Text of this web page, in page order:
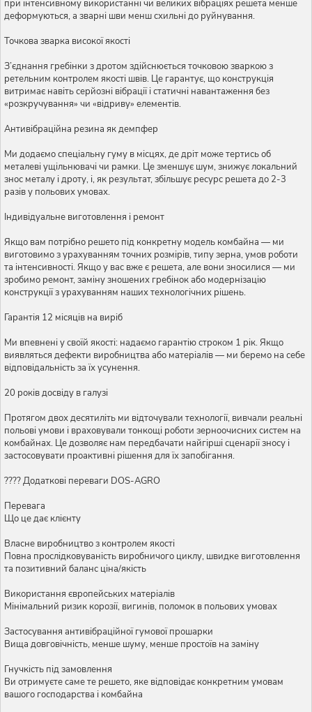
при інтенсивному використанні чи великих вібраціях решета менше
деформуються, а зварні шви менш схильні до руйнування.
Точкова зварка високої якості
З’єднання гребінки з дротом здійснюється точковою зваркою з
ретельним контролем якості швів. Це гарантує, що конструкція
витримає навіть серйозні вібрації і статичні навантаження без
«розкручування» чи «відриву» елементів.
Антивібраційна резина як демпфер
Ми додаємо спеціальну гуму в місцях, де дріт може тертись об
металеві ущільнювачі чи рамки. Це зменшує шум, знижує локальний
знос металу і дроту, і, як результат, збільшує ресурс решета до 2-3
разів у польових умовах.
Індивідуальне виготовлення і ремонт
Якщо вам потрібно решето під конкретну модель комбайна — ми
виготовимо з урахуванням точних розмірів, типу зерна, умов роботи
та інтенсивності. Якщо у вас вже є решета, але вони зносилися — ми
зробимо ремонт, заміну зношених гребінок або модернізацію
конструкції з урахуванням наших технологічних рішень.
Гарантія 12 місяців на виріб
Ми впевнені у своїй якості: надаємо гарантію строком 1 рік. Якщо
виявляться дефекти виробництва або матеріалів — ми беремо на себе
відповідальність за їх усунення.
20 років досвіду в галузі
Протягом двох десятиліть ми відточували технології, вивчали реальні
польові умови і враховували тонкощі роботи зерноочисних систем на
комбайнах. Це дозволяє нам передбачати найгірші сценарії зносу і
застосовувати проактивні рішення для їх запобігання.
???? Додаткові переваги DOS-AGRO
Перевага
Що це дає клієнту
Власне виробництво з контролем якості
Повна прослідковуваність виробничого циклу, швидке виготовлення
та позитивний баланс ціна/якість
Використання європейських матеріалів
Мінімальний ризик корозії, вигинів, поломок в польових умовах
Застосування антивібраційної гумової прошарки
Вища довговічність, менше шуму, менше простоїв на заміну
Гнучкість під замовлення
Ви отримуєте саме те решето, яке відповідає конкретним умовам
вашого господарства і комбайна